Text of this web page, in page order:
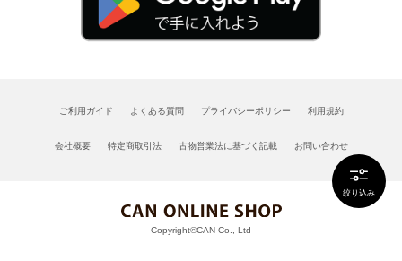
絞り込み
ご利用ガイド よくある質問 プライバシーポリシー 利用規約
会社概要 特定商取引法 古物営業法に基づく記載 お問い合わせ
Copyright©CAN Co., Ltd